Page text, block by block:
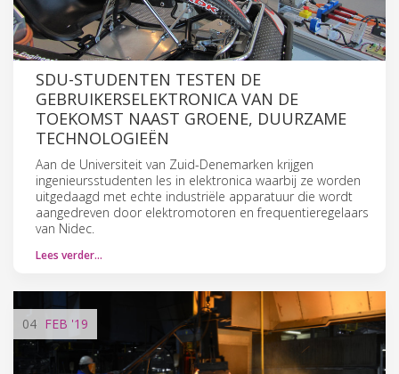
SDU-STUDENTEN TESTEN DE
GEBRUIKERSELEKTRONICA VAN DE
TOEKOMST NAAST GROENE, DUURZAME
TECHNOLOGIEËN
Aan de Universiteit van Zuid-Denemarken krijgen
ingenieursstudenten les in elektronica waarbij ze worden
uitgedaagd met echte industriële apparatuur die wordt
aangedreven door elektromotoren en frequentieregelaars
van Nidec.
Lees verder…
04 FEB '19